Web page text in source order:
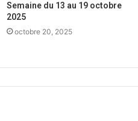
Semaine du 13 au 19 octobre
2025
octobre 20, 2025